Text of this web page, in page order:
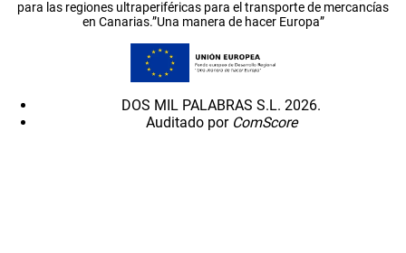
para las regiones ultraperiféricas para el transporte de mercancías
en Canarias.”Una manera de hacer Europa”
DOS MIL PALABRAS S.L. 2026.
Auditado por ComScore